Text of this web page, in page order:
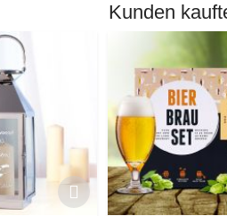
Kunden